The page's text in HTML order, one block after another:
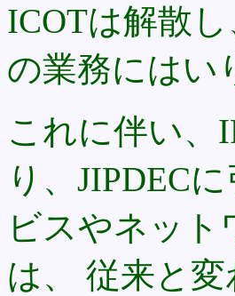
ICOTは解散
の業務にはい
これに伴い、
り、JIPDEC
ビスやネッ
は、 従来と